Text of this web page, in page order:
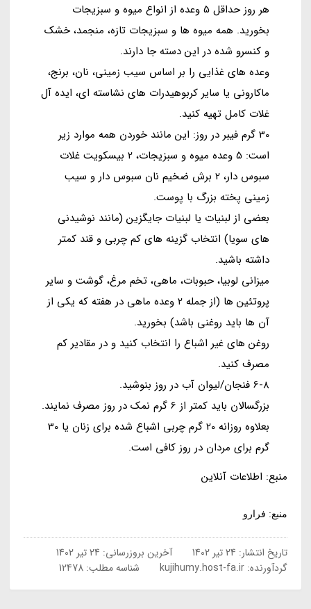
هر روز حداقل 5 وعده از انواع میوه و سبزیجات
بخورید. همه میوه ها و سبزیجات تازه، منجمد، خشک
و کنسرو شده در این دسته جا دارند.
وعده های غذایی را بر اساس سیب زمینی، نان، برنج،
ماکارونی یا سایر کربوهیدرات های نشاسته ای، ایده آل
غلات کامل تهیه کنید.
30 گرم فیبر در روز: این مانند خوردن همه موارد زیر
است: 5 وعده میوه و سبزیجات، 2 بیسکویت غلات
سبوس دار، 2 برش ضخیم نان سبوس دار و سیب
زمینی پخته بزرگ با پوست.
بعضی از لبنیات یا لبنیات جایگزین (مانند نوشیدنی
های سویا) انتخاب گزینه های کم چربی و قند کمتر
داشته باشید.
میزانی لوبیا، حبوبات، ماهی، تخم مرغ، گوشت و سایر
پروتئین ها (از جمله 2 وعده ماهی در هفته که یکی از
آن ها باید روغنی باشد) بخورید.
روغن های غیر اشباع را انتخاب کنید و در مقادیر کم
مصرف کنید.
6-8 فنجان/لیوان آب در روز بنوشید.
بزرگسالان باید کمتر از 6 گرم نمک در روز مصرف نمایند.
بعلاوه روزانه 20 گرم چربی اشباع شده برای زنان یا 30
گرم برای مردان در روز کافی است.
منبع: اطلاعات آنلاین
منبع: فرارو
تاریخ انتشار: 24 تیر 1402 آخرین بروزرسانی: 24 تیر 1402
گردآورنده:kujihumy.host-fa.ir شناسه مطلب: 12478